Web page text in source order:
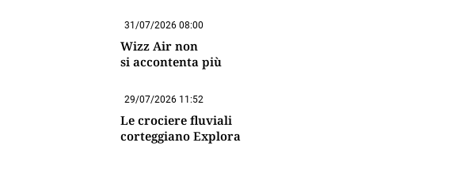
31/07/2026 08:00
Wizz Air non
si accontenta più
29/07/2026 11:52
Le crociere fluviali
corteggiano Explora